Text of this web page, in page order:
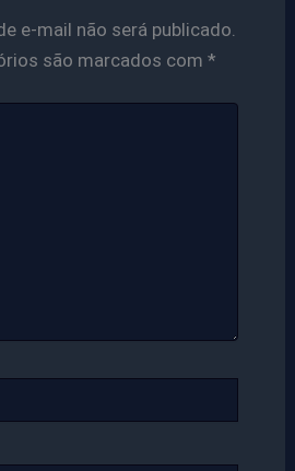
e-mail não será publicado.
são marcados com *